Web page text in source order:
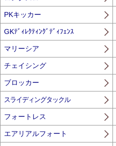
PKキッカー
GKﾃﾞｨﾚｸﾃｨﾝｸﾞﾃﾞｨﾌｪﾝｽ
マリーシア
チェイシング
ブロッカー
スライディングタックル
フォートレス
エアリアルフォート